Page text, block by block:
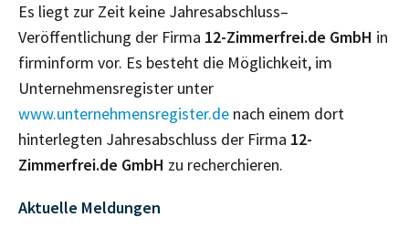
Es liegt zur Zeit keine Jahresabschluss–
Veröffentlichung der Firma 12-Zimmerfrei.de GmbH in
firminform vor. Es besteht die Möglichkeit, im
Unternehmensregister unter
www.unternehmensregister.de nach einem dort
hinterlegten Jahresabschluss der Firma 12-
Zimmerfrei.de GmbH zu recherchieren.
Aktuelle Meldungen